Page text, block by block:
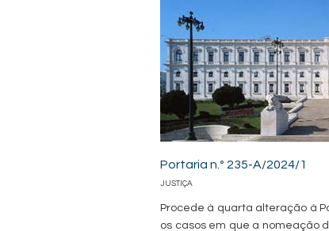
Portaria n.º 235-A/2024/1
JUSTIÇA
Procede à quarta alteração à
os casos em que a nomeação